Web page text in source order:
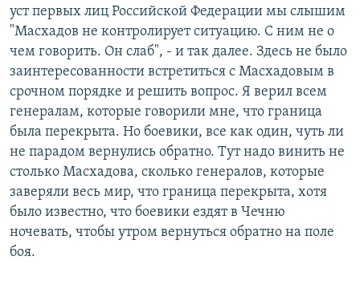
уст первых лиц Российской Федерации мы слышим
"Масхадов не контролирует ситуацию. С ним не о
чем говорить. Он слаб", - и так далее. Здесь не было
заинтересованности встретиться с Масхадовым в
срочном порядке и решить вопрос. Я верил всем
генералам, которые говорили мне, что граница
была перекрыта. Но боевики, все как один, чуть ли
не парадом вернулись обратно. Тут надо винить не
столько Масхадова, сколько генералов, которые
заверяли весь мир, что граница перекрыта, хотя
было известно, что боевики ездят в Чечню
ночевать, чтобы утром вернуться обратно на поле
боя.